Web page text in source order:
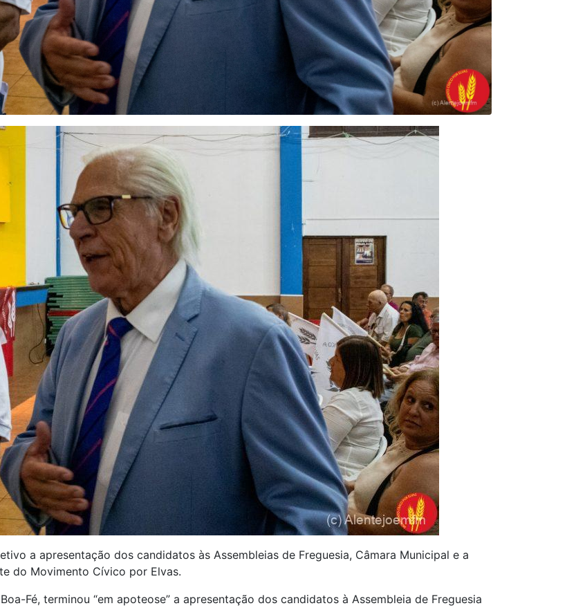
a apresentação dos candidatos às Assembleias de Freguesia, Câmara Municipal e a
do Movimento Cívico por Elvas.
Fé, terminou “em apoteose” a apresentação dos candidatos à Assembleia de Freguesia